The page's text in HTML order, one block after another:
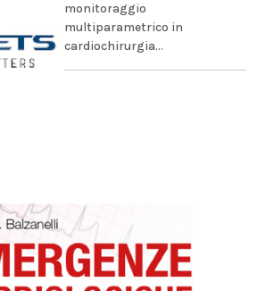
monitoraggio
multiparametrico in
cardiochirurgia...